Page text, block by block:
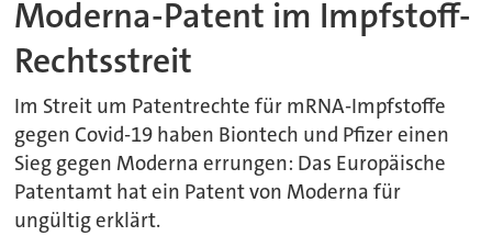
Moderna-Patent im Impfstoff-
Rechtsstreit
Im Streit um Patentrechte für mRNA-Impfstoffe
gegen Covid-19 haben Biontech und Pfizer einen
Sieg gegen Moderna errungen: Das Europäische
Patentamt hat ein Patent von Moderna für
ungültig erklärt.